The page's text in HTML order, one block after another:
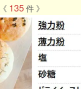
135件 》